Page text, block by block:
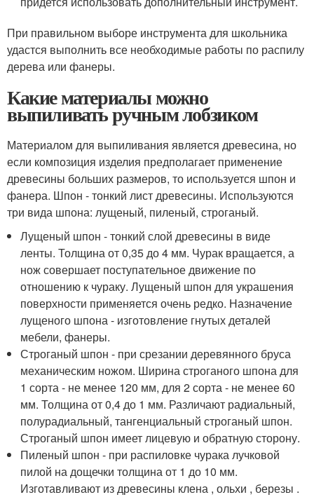
При правильном выборе инструмента для школьника
удастся выполнить все необходимые работы по распилу
дерева или фанеры.
Какие материалы можно
выпиливать ручным лобзиком
Материалом для выпиливания является древесина, но
если композиция изделия предполагает применение
древесины больших размеров, то используется шпон и
фанера. Шпон - тонкий лист древесины. Используются
три вида шпона: лущеный, пиленый, строганый.
Лущеный шпон - тонкий слой древесины в виде
ленты. Толщина от 0,35 до 4 мм. Чурак вращается, а
нож совершает поступательное движение по
отношению к чураку. Лущеный шпон для украшения
поверхности применяется очень редко. Назначение
лущеного шпона - изготовление гнутых деталей
мебели, фанеры.
Строганый шпон - при срезании деревянного бруса
механическим ножом. Ширина строганого шпона для
1 сорта - не менее 120 мм, для 2 сорта - не менее 60
мм. Толщина от 0,4 до 1 мм. Различают радиальный,
полурадиальный, тангенциальный строганый шпон.
Строганый шпон имеет лицевую и обратную сторону.
Пиленый шпон - при распиловке чурака лучковой
пилой на дощечки толщина от 1 до 10 мм.
Изготавливают из древесины клена , ольхи , березы .